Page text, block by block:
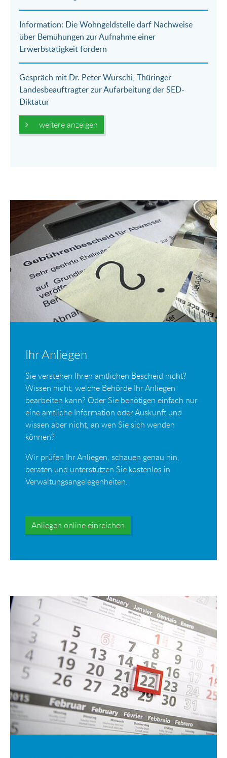
Information: Die Wohngeldstelle darf Nachweise
über Bemühungen zur Aufnahme einer
Erwerbstätigkeit fordern
Gespräch mit Dr. Peter Wurschi, Thüringer
Landesbeauftragter zur Aufarbeitung der SED-
Diktatur
weitere anzeigen
Ihr Anliegen
Sie verstehen Ihren amtlichen Bescheid nicht?
Wissen nicht, welche Behörde Ihr Anliegen
bearbeiten kann? Oder Sie benötigen einfach nur
eine amtliche Information oder Auskunft und
wissen aber nicht, an wen Sie sich wenden
können?
Wir prüfen Ihr Anliegen, schauen genau hin,
beraten und unterstützen Sie kostenlos in
Verwaltungsangelegenheiten.
Anliegen online einreichen